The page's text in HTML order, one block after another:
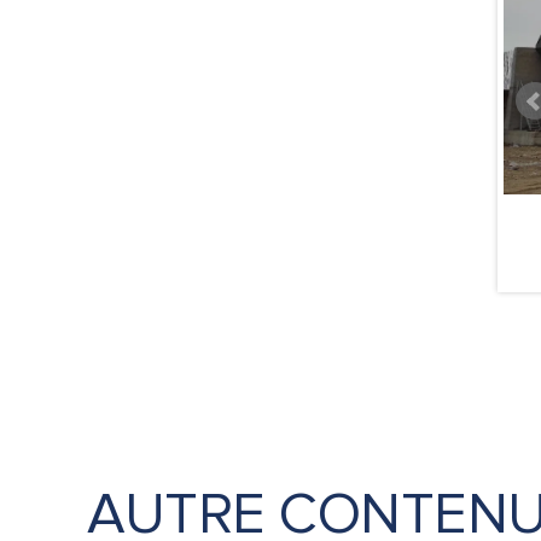
AUTRE